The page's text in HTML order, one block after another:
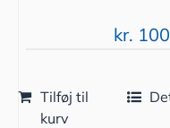
kr.
Tilføj til
kurv